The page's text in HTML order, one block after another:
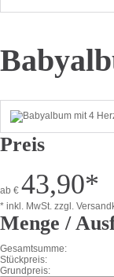
Preis
ab € 43,90*
* inkl. MwSt. zzgl.
Menge /
Gesamtsumme:
Stückpreis:
Grundpreis: